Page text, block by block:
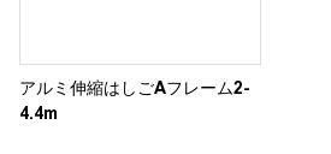
アルミ伸縮はしごAフレーム2-
4.4m